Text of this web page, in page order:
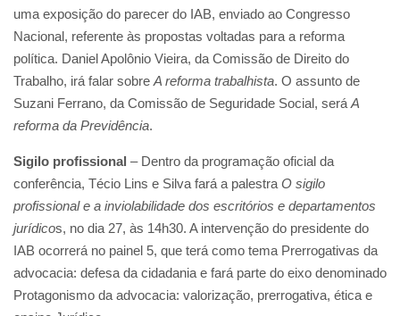
uma exposição do parecer do IAB, enviado ao Congresso
Nacional, referente às propostas voltadas para a reforma
política. Daniel Apolônio Vieira, da Comissão de Direito do
Trabalho, irá falar sobre A reforma trabalhista. O assunto de
Suzani Ferrano, da Comissão de Seguridade Social, será A
reforma da Previdência.
Sigilo profissional – Dentro da programação oficial da
conferência, Técio Lins e Silva fará a palestra O sigilo
profissional e a inviolabilidade dos escritórios e departamentos
jurídicos, no dia 27, às 14h30. A intervenção do presidente do
IAB ocorrerá no painel 5, que terá como tema Prerrogativas da
advocacia: defesa da cidadania e fará parte do eixo denominado
Protagonismo da advocacia: valorização, prerrogativa, ética e